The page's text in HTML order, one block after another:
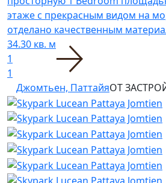
этаже с прекрасным видом на
отделано качественным
34.30 кв. м
1
1
Джомтьен, ПаттайяОТ